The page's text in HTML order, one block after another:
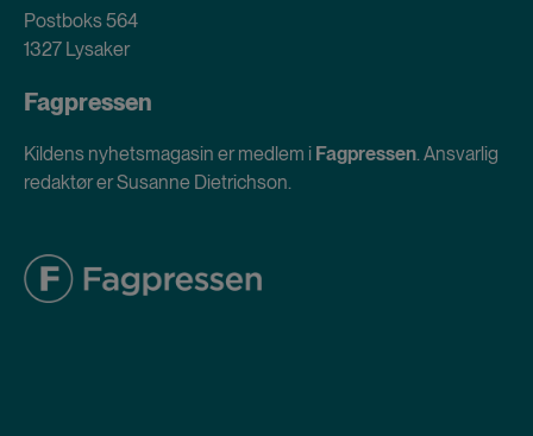
Postboks 564
1327 Lysaker
Fagpressen
Kildens nyhetsmagasin er medlem i Fagpressen. Ansvarlig
redaktør er Susanne Dietrichson.